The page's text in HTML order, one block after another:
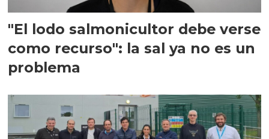
"El lodo salmonicultor debe verse
como recurso": la sal ya no es un
problema